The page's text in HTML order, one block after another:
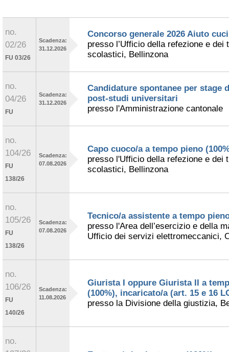
no.
02/26
FU 03/26
Scadenza:
31.12.2026
Concorso generale 2026 Aiuto
presso l’Ufficio della refezione e dei
scolastici, Bellinzona
no.
04/26
FU
Scadenza:
31.12.2026
Candidature spontanee per stage
post-studi universitari
presso l'Amministrazione cantonale
no.
104/26
FU
138/26
Scadenza:
07.08.2026
Capo cuoco/a a tempo pieno
presso l'Ufficio della refezione e dei
scolastici, Bellinzona
no.
105/26
FU
138/26
Scadenza:
07.08.2026
Tecnico/a assistente a tempo
presso l'Area dell’esercizio e della
Ufficio dei servizi elettromeccanici,
no.
106/26
FU
140/26
Scadenza:
11.08.2026
Giurista I oppure Giurista II a
(100%), incaricato/a (art. 15 e 16
presso la Divisione della giustizia,
no.